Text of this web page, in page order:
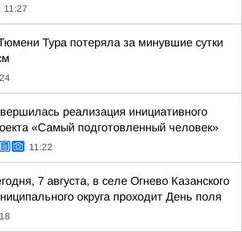
11:27
Тура потеряла за минувшие сутки
реализация инициативного
«Самый подготовленный человек»
11:22
7 августа, в селе Огнево Казанского
округа проходит День поля